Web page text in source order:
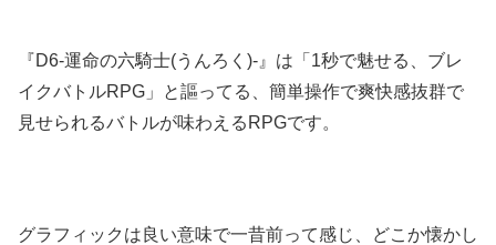
『D6-運命の六騎士(うんろく)-』は「1秒で魅せる、ブレ
イクバトルRPG」と謳ってる、簡単操作で爽快感抜群で
見せられるバトルが味わえるRPGです。
グラフィックは良い意味で一昔前って感じ、どこか懐かし